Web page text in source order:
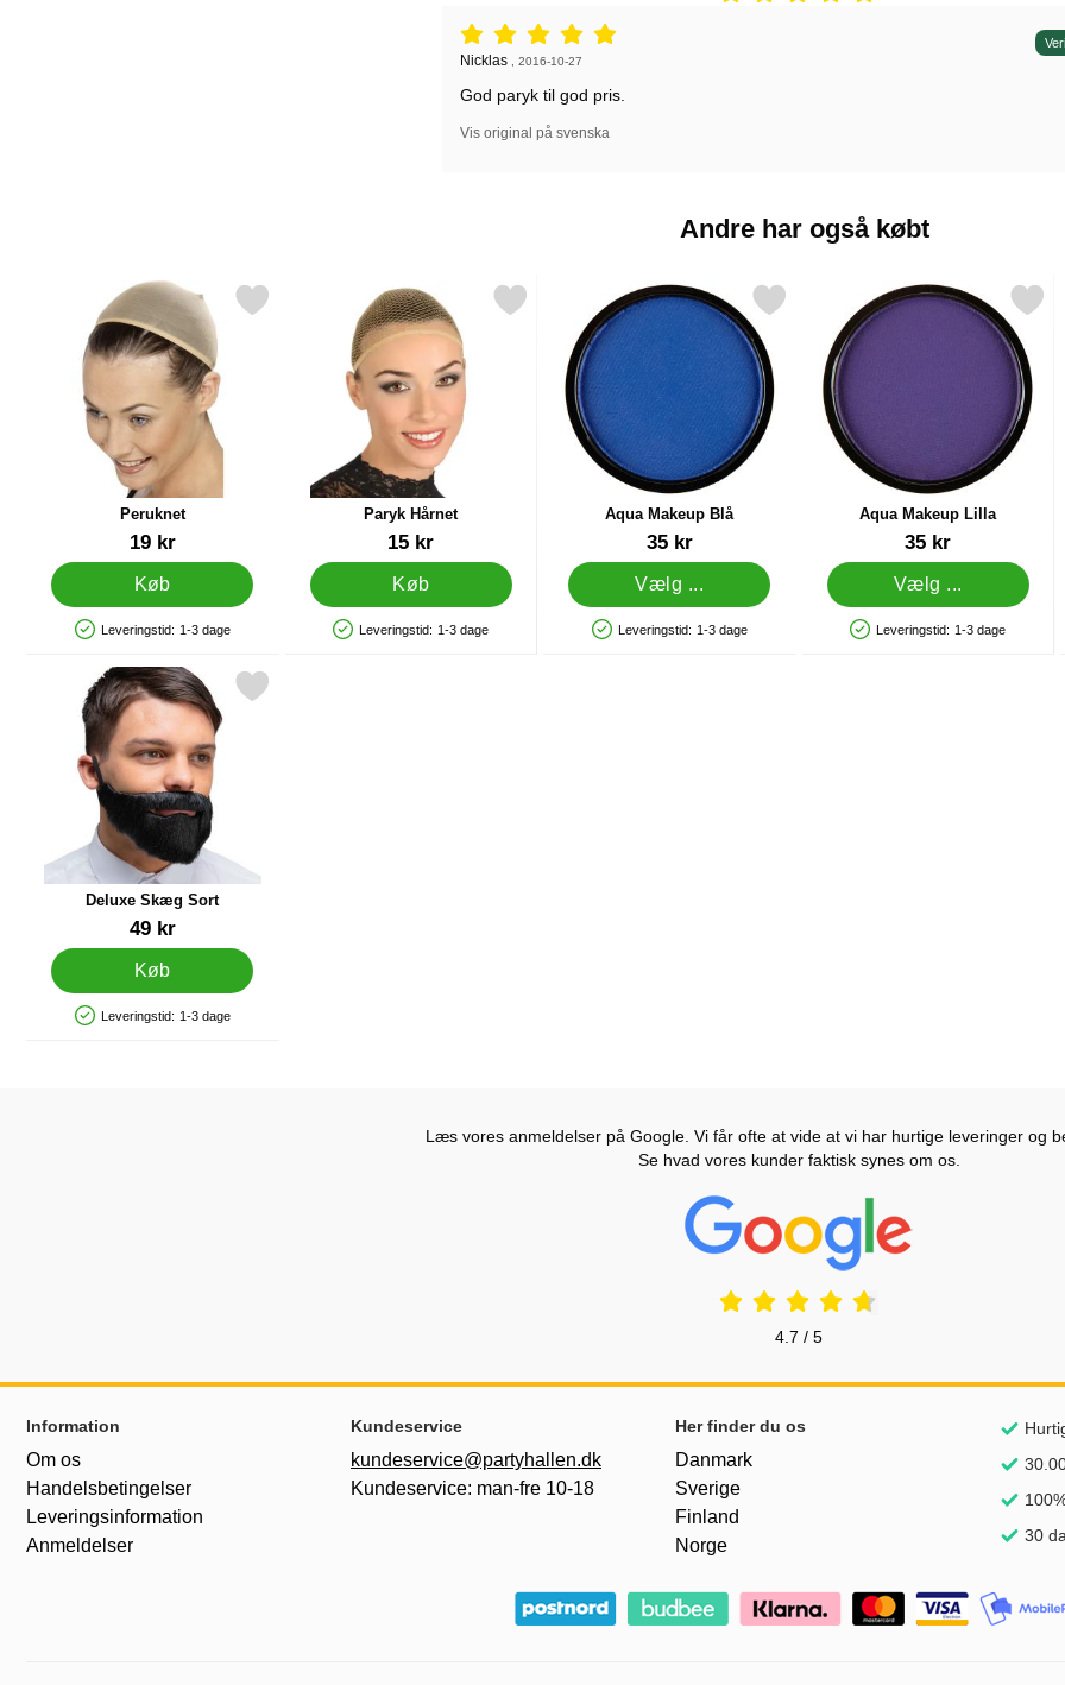
Anmeldelser: 5 stjerne af 5,
Anmeldelser af:
Nicklas , 2016-10-27
God paryk til god pris.
Vis original på svenska
Andre har også købt
Peruknet
19 kr
Køb
Produkttilgængelighed: På lager
Leveringstid: 1-3 dage
Markér peruknet som favorit
Paryk Hårnet
15 kr
Køb
Produkttilgængelighed: På lager
Leveringstid: 1-3 dage
Markér paryk Hårnet som favorit
Aqua Makeup Blå
35 kr
Vælg ...
Produkttilgængelighed: På lager
Leveringstid: 1-3 dage
Markér aqua Makeup Blå som favorit
Aqua Makeup Lilla
35 kr
Vælg ...
Produkttilgængelighed: På lager
Leveringstid: 1-3 dage
Markér aqua Makeup
Deluxe Skæg Sort
49 kr
Køb
Produkttilgængelighed: På lager
Leveringstid: 1-3 dage
Markér deluxe Skæg Sort som favorit
Læs vores anmeldelser på Google. Vi får ofte at vide at vi har hurtige leveringer og
Se hvad vores kunder faktisk synes om os.
Prisjakt Anmeldelser: 4.7 Stjerne
4.7 / 5
Sidefodsinhold Blandet info og links
Information
Om os
Handelsbetingelser
Leveringsinformation
Anmeldelser
Kundeservice
kundeservice@partyhallen.dk
Kundeservice: man-fre 10-18
Her finder du os
Danmark
Sverige
Finland
Norge
30